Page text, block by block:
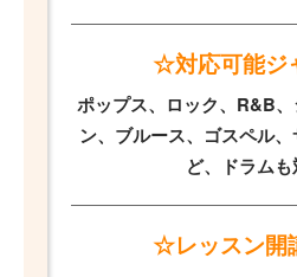
☆対応可能
ポップス、ロック、R&B
ン、ブルース、ゴスペル
ど、ドラム
☆レッスン